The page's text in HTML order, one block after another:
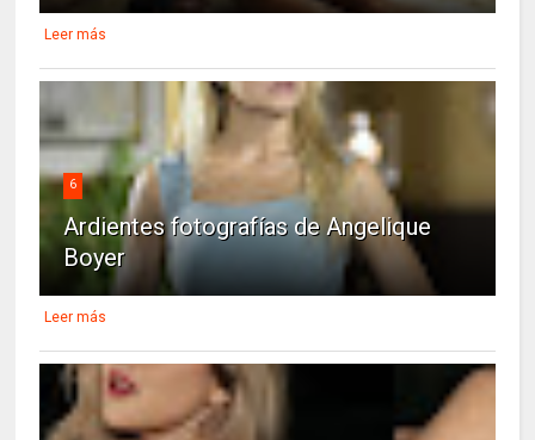
Leer más
6
Ardientes fotografías de Angelique
Boyer
Leer más